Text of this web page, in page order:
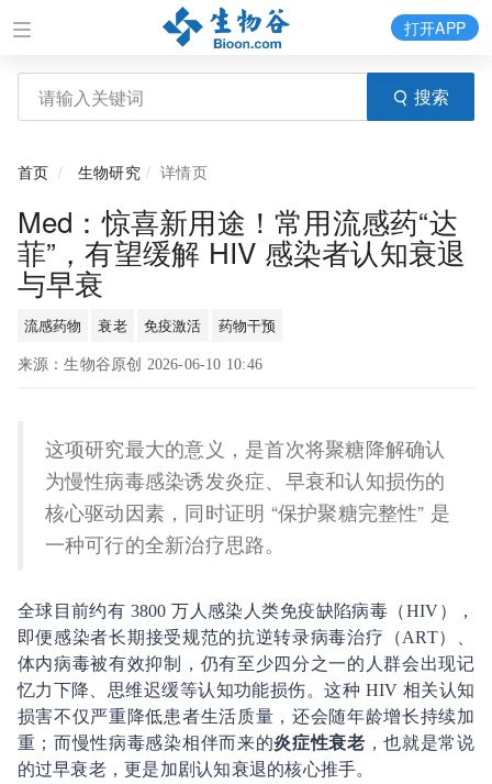
搜索
打开APP
首页 生物研究 详情页
Med：惊喜新用途！常用流感药“达
菲”，有望缓解 HIV 感染者认知衰退
与早衰
流感药物 衰老 免疫激活 药物干预
来源：生物谷原创 2026-06-10 10:46
这项研究最大的意义，是首次将聚糖降解确认
为慢性病毒感染诱发炎症、早衰和认知损伤的
核心驱动因素，同时证明 “保护聚糖完整性” 是
一种可行的全新治疗思路。
全球目前约有 3800 万人感染人类免疫缺陷病毒（HIV），
即便感染者长期接受规范的抗逆转录病毒治疗（ART）、
体内病毒被有效抑制，仍有至少四分之一的人群会出现记
忆力下降、思维迟缓等认知功能损伤。这种 HIV 相关认知
损害不仅严重降低患者生活质量，还会随年龄增长持续加
重；而慢性病毒感染相伴而来的炎症性衰老 ，也就是常说
的过早衰老，更是加剧认知衰退的核心推手。